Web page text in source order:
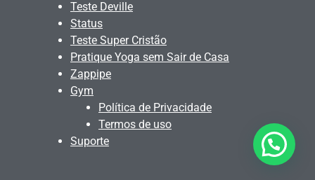
Teste Deville
Status
Teste Super Cristão
Pratique Yoga sem Sair de Casa
Zappipe
Gym
Política de Privacidade
Termos de uso
Suporte